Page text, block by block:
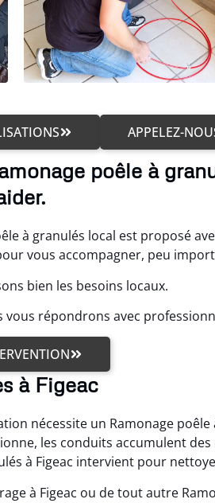
APPELEZ-
poêle à
à granulés local est proposé
vous accompagner, peu
bien les besoins locaux.
vous répondrons avec
à Figeac
nécessite un Ramonage poêle
les conduits accumulent des
à Figeac intervient pour
à Figeac ou de tout autre